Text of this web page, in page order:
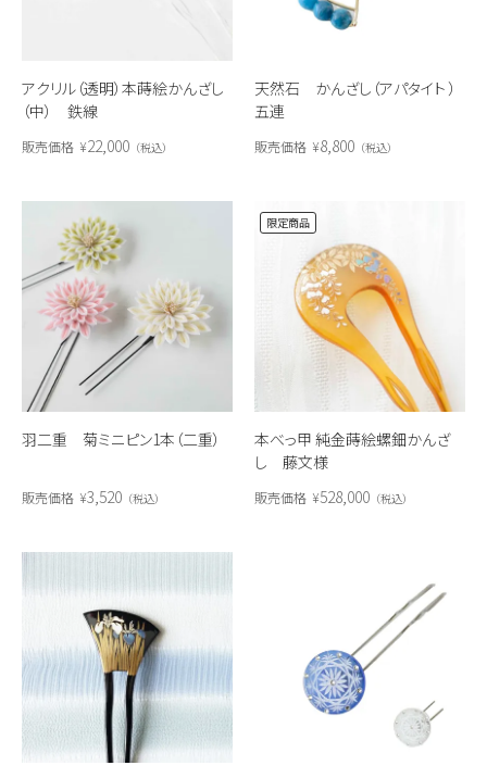
アクリル（透明）本蒔絵かんざし
（中） 鉄線
販売価格 ¥22,000 税込
天然石 かんざし（アパタイト ）
五連
販売価格 ¥8,800 税込
羽二重 菊ミニピン1本（二重）
販売価格 ¥3,520 税込
本べっ甲 純金蒔絵螺鈿かんざ
し 藤文様
限定商品
販売価格 ¥528,000 税込